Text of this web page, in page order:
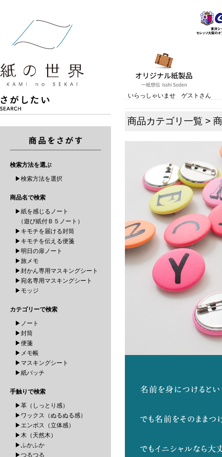
検索方法を選ぶ
▶検索方法を選択
商品名で検索
▶紙を感じるノート
（遊び紙付Ｂ５ノート）
▶キモチを届ける封筒
▶キモチを伝える便箋
▶明日の扉ノート
▶旅メモ
▶封かん専用マスキングシート
▶宛名専用マスキングシート
▶モッジ
カテゴリーで検索
▶ノート
▶封筒
▶便箋
▶メモ帳
▶マスキングシート
▶紙バッチ
手触りで検索
▶革（しっとり感）
▶ワックス（ぬるぬる感）
▶エンボス（立体感）
▶木（天然木）
▶ふかふか
▶つるつる
いらっしゃいませ ゲストさん
商品カテゴリ一覧 >